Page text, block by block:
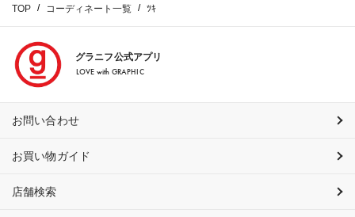
TOP コーディネート一覧 ﾂｷ
グラニフ公式アプリ
LOVE with GRAPHIC
お問い合わせ
お買い物ガイド
店舗検索